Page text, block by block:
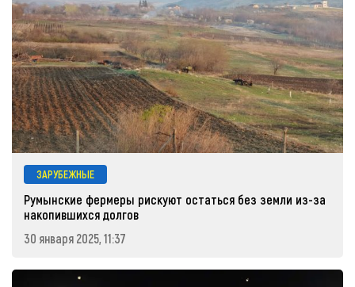
ЗАРУБЕЖНЫЕ
Румынские фермеры рискуют остаться без земли из-за
накопившихся долгов
30 января 2025, 11:37